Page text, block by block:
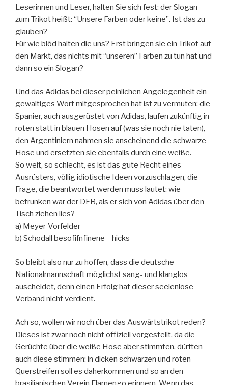
Leserinnen und Leser, halten Sie sich fest: der Slogan
zum Trikot heißt: “Unsere Farben oder keine”. Ist das zu
glauben?
Für wie blöd halten die uns? Erst bringen sie ein Trikot auf
den Markt, das nichts mit “unseren” Farben zu tun hat und
dann so ein Slogan?
Und das Adidas bei dieser peinlichen Angelegenheit ein
gewaltiges Wort mitgesprochen hat ist zu vermuten: die
Spanier, auch ausgerüstet von Adidas, laufen zukünftig in
roten statt in blauen Hosen auf (was sie noch nie taten),
den Argentiniern nahmen sie anscheinend die schwarze
Hose und ersetzten sie ebenfalls durch eine weiße.
So weit, so schlecht, es ist das gute Recht eines
Ausrüsters, völlig idiotische Ideen vorzuschlagen, die
Frage, die beantwortet werden muss lautet: wie
betrunken war der DFB, als er sich von Adidas über den
Tisch ziehen lies?
a) Meyer-Vorfelder
b) Schodall besofifnfinene – hicks
So bleibt also nur zu hoffen, dass die deutsche
Nationalmannschaft möglichst sang- und klanglos
auscheidet, denn einen Erfolg hat dieser seelenlose
Verband nicht verdient.
Ach so, wollen wir noch über das Auswärtstrikot reden?
Dieses ist zwar noch nicht offiziell vorgestellt, da die
Gerüchte über die weiße Hose aber stimmten, dürften
auch diese stimmen: in dicken schwarzen und roten
Querstreifen soll es daherkommen und so an den